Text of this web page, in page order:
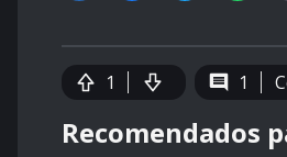
1 1
Recomendados